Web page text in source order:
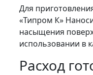
Для
«Типром К»
насыщения
использовании в
Расход